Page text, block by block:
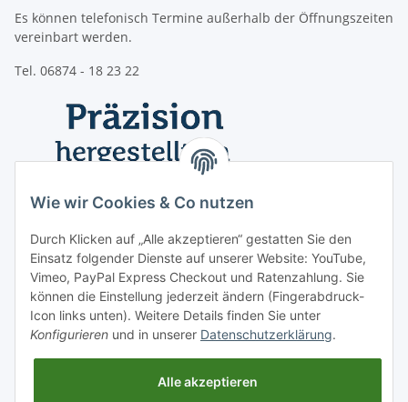
Es können telefonisch Termine außerhalb der Öffnungszeiten
vereinbart werden.
Tel. 06874 - 18 23 22
Wie wir Cookies & Co nutzen
Durch Klicken auf „Alle akzeptieren“ gestatten Sie den
Einsatz folgender Dienste auf unserer Website: YouTube,
Vimeo, PayPal Express Checkout und Ratenzahlung. Sie
können die Einstellung jederzeit ändern (Fingerabdruck-
Icon links unten). Weitere Details finden Sie unter
Konfigurieren und in unserer Datenschutzerklärung.
Alle akzeptieren